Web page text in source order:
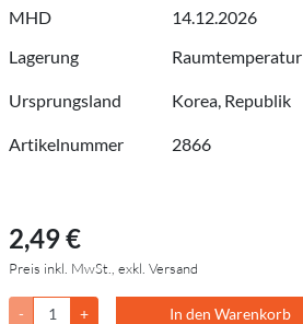
MHD
14.12.2026
Lagerung
Raumtemperatur
Ursprungsland Korea, Republik
Artikelnummer 2866
2,49 €
Preis inkl. MwSt., exkl. Versand
- + In den Warenkorb